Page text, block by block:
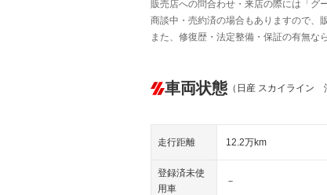
販売店への問合わせ・来店の際には「グ
商談中・売約済の場合もありますので、
また、修復歴・法定整備・保証の有無な
車両状態 （日産 スカイライン
走行距離 12.2万km
登録済未使
用車
－